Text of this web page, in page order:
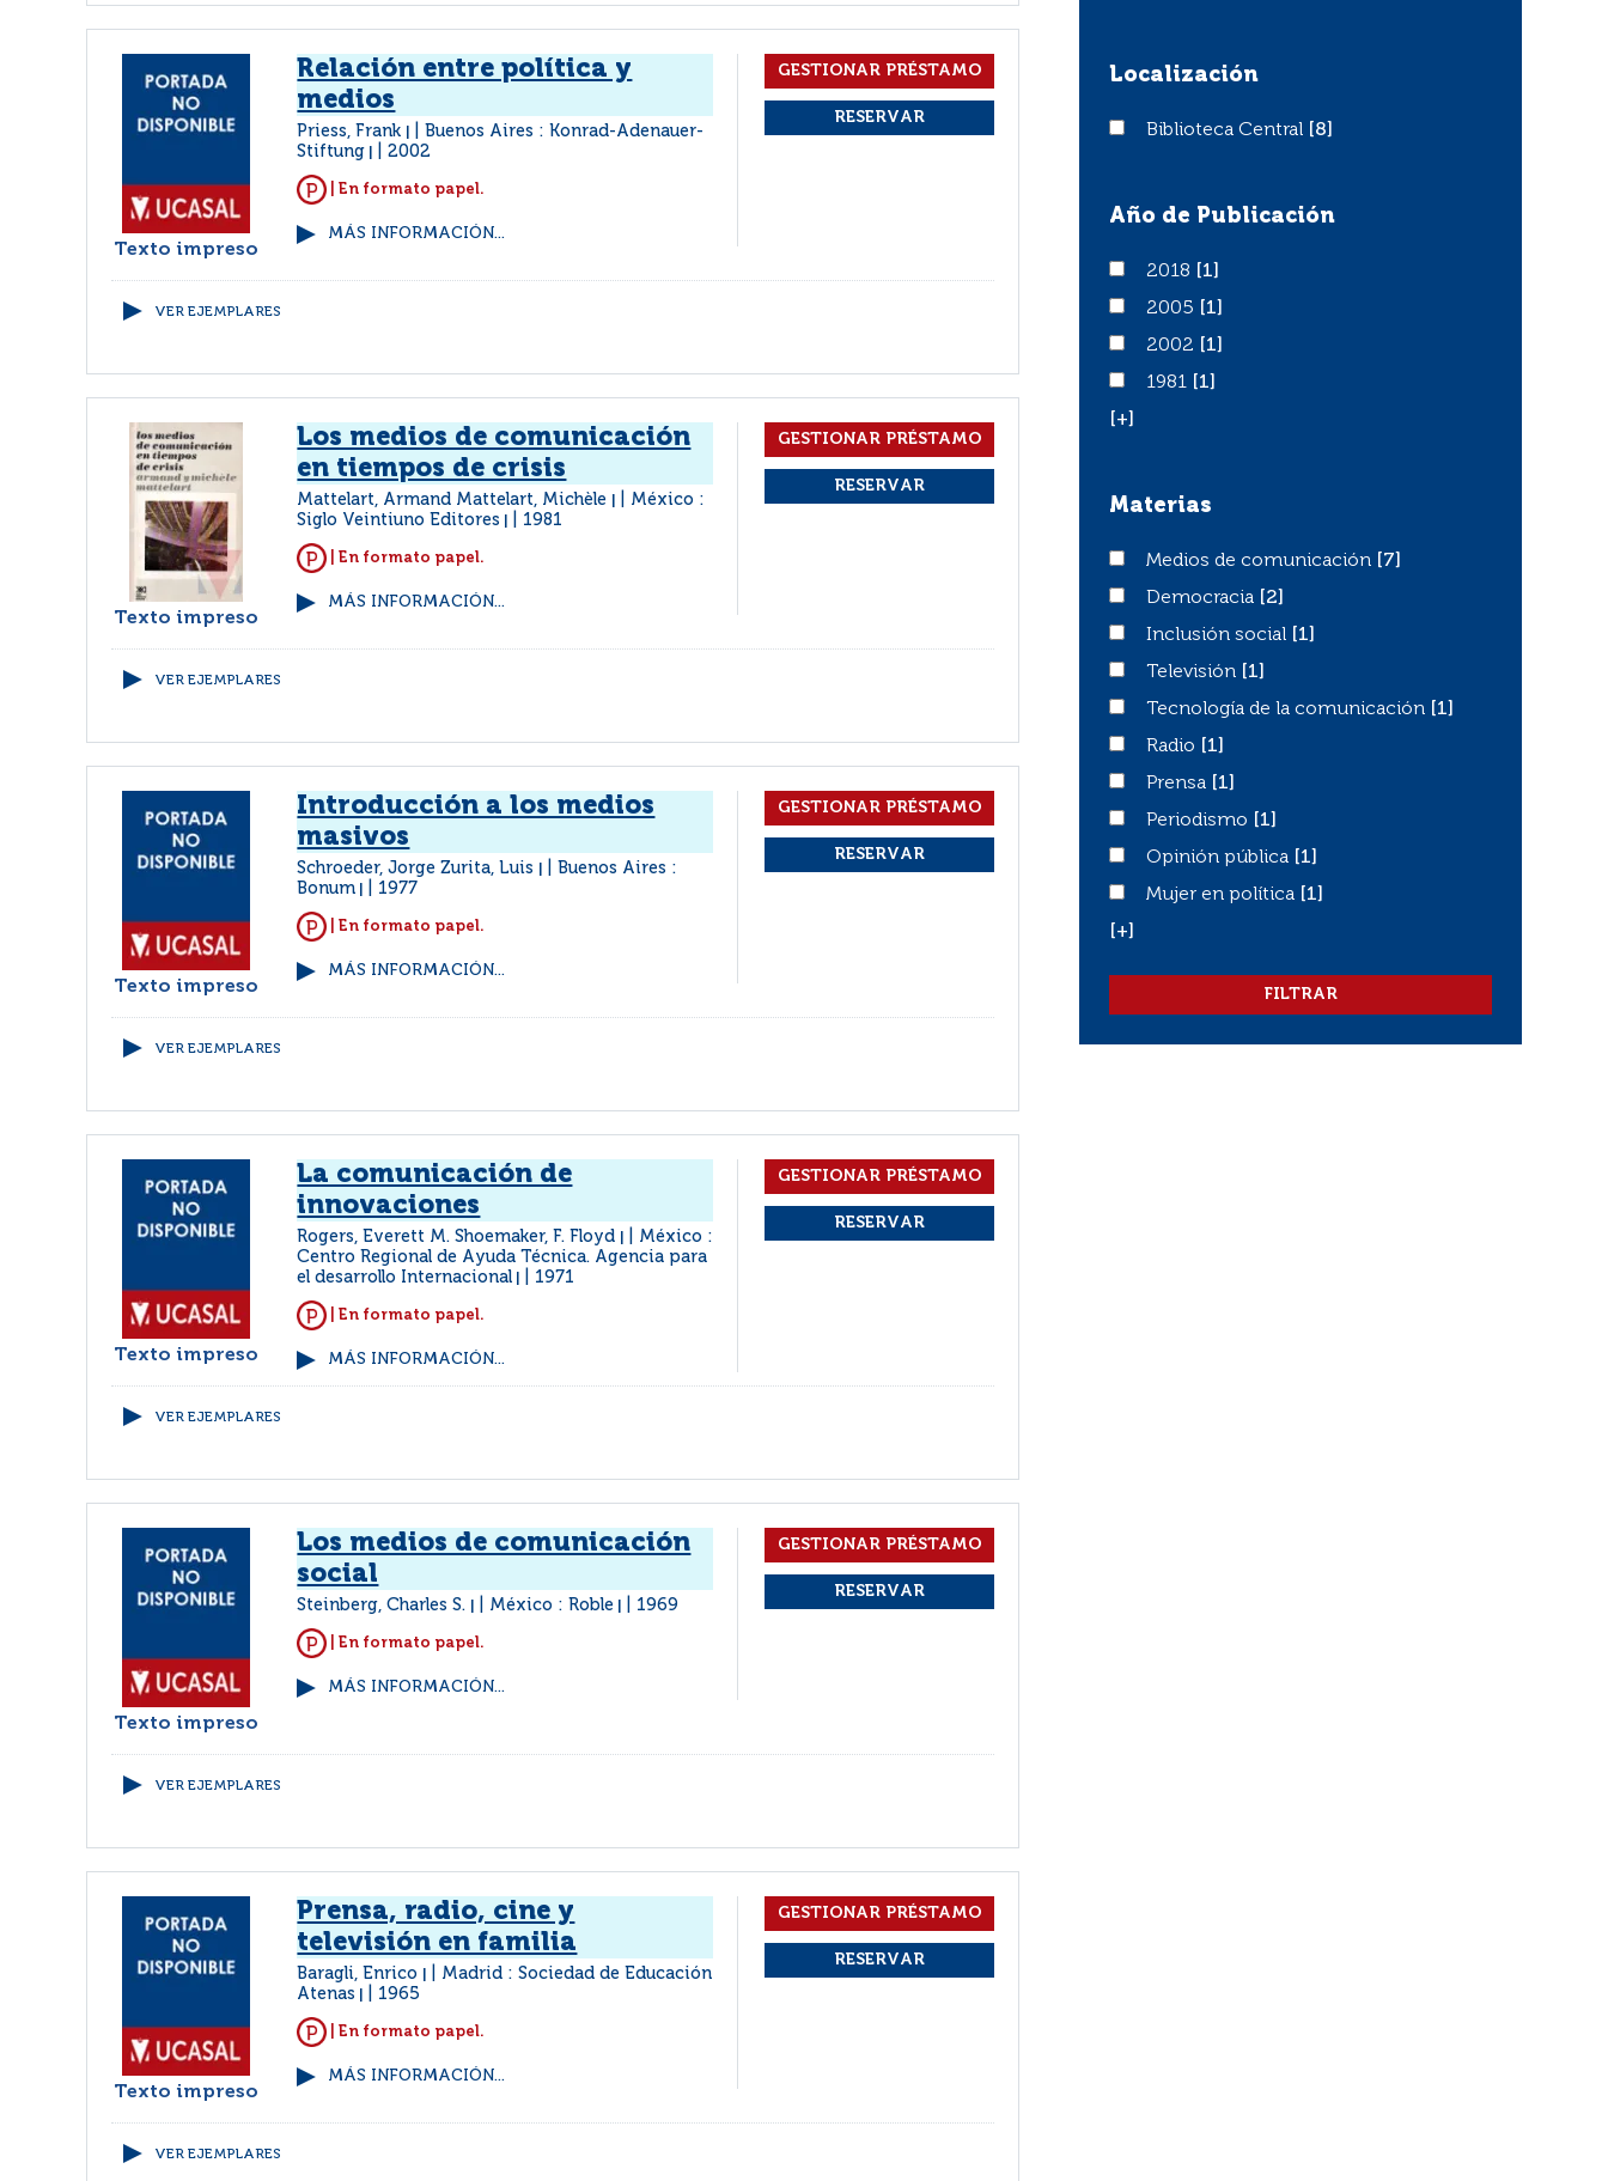
Texto impreso
Relación entre política y
medios
Priess, Frank
Buenos Aires : Konrad-Adenauer-
Stiftung
2002
| En formato papel.
MÁS INFORMACIÓN...
VER EJEMPLARES
Texto impreso
Los medios de comunicación
en tiempos de crisis
Mattelart, Armand Mattelart, Michèle
México :
Siglo Veintiuno Editores
1981
| En formato papel.
MÁS INFORMACIÓN...
VER EJEMPLARES
Texto impreso
Introducción a los medios
masivos
Schroeder, Jorge Zurita, Luis
Buenos Aires :
Bonum
1977
| En formato papel.
MÁS INFORMACIÓN...
VER EJEMPLARES
Texto impreso
La comunicación de
innovaciones
Rogers, Everett M. Shoemaker, F. Floyd
México :
Centro Regional de Ayuda Técnica. Agencia para
el desarrollo Internacional
1971
| En formato papel.
MÁS INFORMACIÓN...
VER EJEMPLARES
Texto impreso
Los medios de comunicación
social
Steinberg, Charles S. México : Roble 1969
| En formato papel.
MÁS INFORMACIÓN...
VER EJEMPLARES
Texto impreso
Prensa, radio, cine y
televisión en familia
Baragli, Enrico
Madrid : Sociedad de Educación
Atenas
1965
| En formato papel.
MÁS INFORMACIÓN...
VER EJEMPLARES
Localización
Biblioteca Central
Biblioteca Central [8]
Año de Publicación
20182018
[1]
20052005
[1]
20022002
[1]
19811981
[1]
[+]
Materias
Medios de comunicación
Medios de comunicación
[7]
Democracia
Democracia
[2]
Inclusión social
Inclusión social
[1]
Televisión
Televisión
[1]
Tecnología de la comunicación
Tecnología de la comunicación
[1]
RadioRadio
[1]
PrensaPrensa
[1]
Periodismo
Periodismo
[1]
Opinión pública
Opinión pública
[1]
Mujer en política
Mujer en política
[1]
[+]